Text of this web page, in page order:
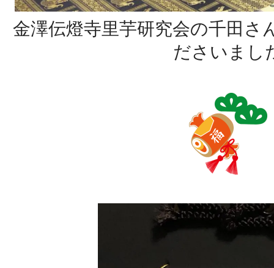
金澤伝燈寺里芋研究会の千田
ださいまし